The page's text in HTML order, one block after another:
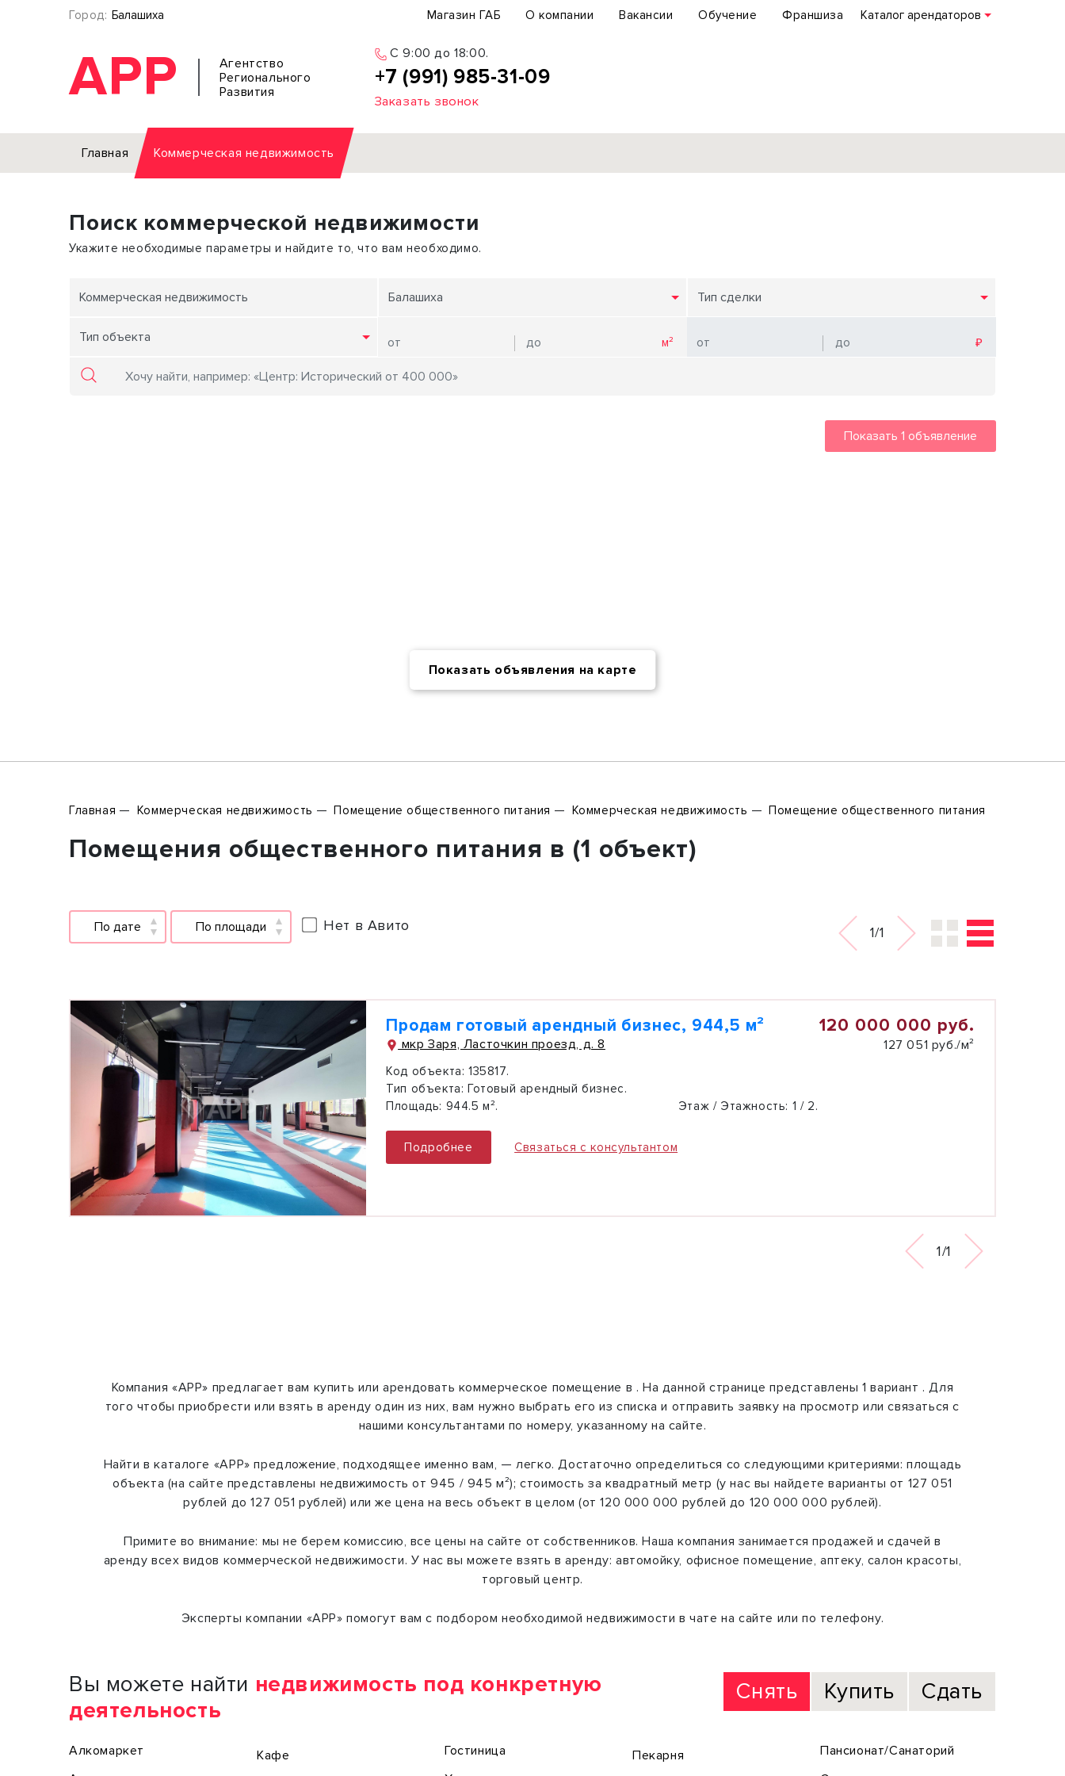
Город: Балашиха Магазин ГАБ О компании Вакансии Обучение Франшиза Каталог арендаторов
АРР
Агентство
Регионального
Развития
C 9:00 до 18:00.
+7 (991) 985-31-09
Заказать звонок
Главная Коммерческая недвижимость
Офис
Торговое помещение
Склад
Земельный участок
Отдельное здание
Бизнес-центр
Поиск коммерческой недвижимости
Укажите необходимые параметры и найдите то, что вам необходимо.
Коммерческая недвижимость Балашиха Тип сделки
Тип объекта
Показать 1 объявление
Показать объявления на карте
Главная Коммерческая недвижимость Помещение общественного питания Коммерческая недвижимость Помещение общественного питания
Помещения общественного питания в (1 объект)
По дате По площади Нет в Авито 1/1
Продам готовый арендный бизнес, 944,5 м²
мкр Заря, Ласточкин проезд, д. 8
120 000 000 руб.
127 051 руб./м²
Код объекта: 135817.
Тип объекта: Готовый арендный бизнес.
Площадь: 944.5 м². Этаж / Этажность: 1 / 2.
Подробнее Связаться с консультантом
1/1
Компания «АРР» предлагает вам купить или арендовать коммерческое помещение в . На данной странице представлены 1 вариант . Для
того чтобы приобрести или взять в аренду один из них, вам нужно выбрать его из списка и отправить заявку на просмотр или связаться с
нашими консультантами по номеру, указанному на сайте.
Найти в каталоге «АРР» предложение, подходящее именно вам, — легко. Достаточно определиться со следующими критериями: площадь
объекта (на сайте представлены недвижимость от 945 / 945 м²); стоимость за квадратный метр (у нас вы найдете варианты от 127 051
рублей до 127 051 рублей) или же цена на весь объект в целом (от 120 000 000 рублей до 120 000 000 рублей).
Примите во внимание: мы не берем комиссию, все цены на сайте от собственников. Наша компания занимается продажей и сдачей в
аренду всех видов коммерческой недвижимости. У нас вы можете взять в аренду: автомойку, офисное помещение, аптеку, салон красоты,
торговый центр.
Эксперты компании «АРР» помогут вам с подбором необходимой недвижимости в чате на сайте или по телефону.
Вы можете найти недвижимость под конкретную
деятельность
Снять Купить Сдать
Алкомаркет
Кафе
Гостиница
Пекарня
Пансионат/Санаторий